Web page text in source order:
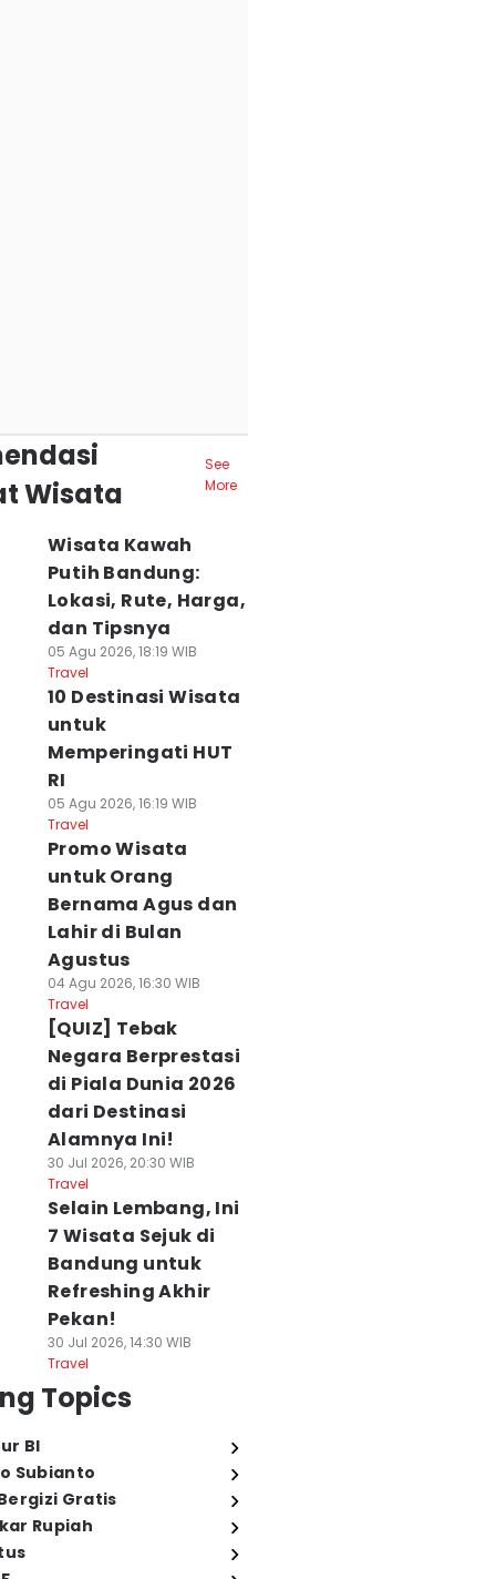
Wisata
See
More
Wisata Kawah
Putih Bandung:
Lokasi, Rute, Harga,
dan Tipsnya
05 Agu 2026, 18:19 WIB
Travel
10 Destinasi Wisata
untuk
Memperingati HUT
RI
05 Agu 2026, 16:19 WIB
Travel
Promo Wisata
untuk Orang
Bernama Agus dan
Lahir di Bulan
Agustus
04 Agu 2026, 16:30 WIB
Travel
[QUIZ] Tebak
Negara Berprestasi
di Piala Dunia 2026
dari Destinasi
Alamnya Ini!
30 Jul 2026, 20:30 WIB
Travel
Selain Lembang, Ini
7 Wisata Sejuk di
Bandung untuk
Refreshing Akhir
Pekan!
30 Jul 2026, 14:30 WIB
Travel
Topics
BI
Subianto
Gratis
Rupiah